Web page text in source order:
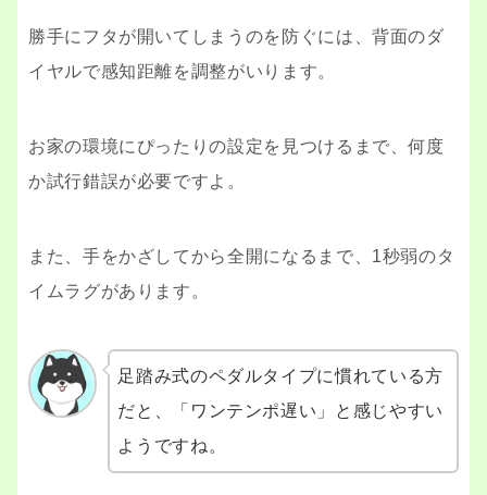
勝手にフタが開いてしまうのを防ぐには、背面のダ
イヤルで感知距離を調整がいります。
お家の環境にぴったりの設定を見つけるまで、何度
か試行錯誤が必要ですよ。
また、手をかざしてから全開になるまで、1秒弱のタ
イムラグがあります。
足踏み式のペダルタイプに慣れている方
だと、「ワンテンポ遅い」と感じやすい
ようですね。